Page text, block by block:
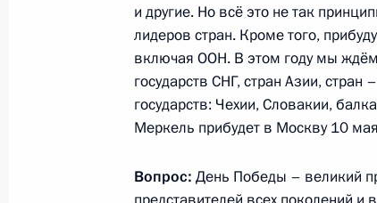
23 апреля 2015 года, четверг
Сергей Иванов посетил
23 апреля 2015 года, 13:40 Москва
22 апреля 2015 года, среда
и другие. Но всё это не так
лидеров стран. Кроме того,
включая ООН. В этом году мы ждём
государств СНГ, стран Азии,
государств: Чехии, Словакии,
Меркель прибудет в Москву 10
Вопрос: День Победы – великий